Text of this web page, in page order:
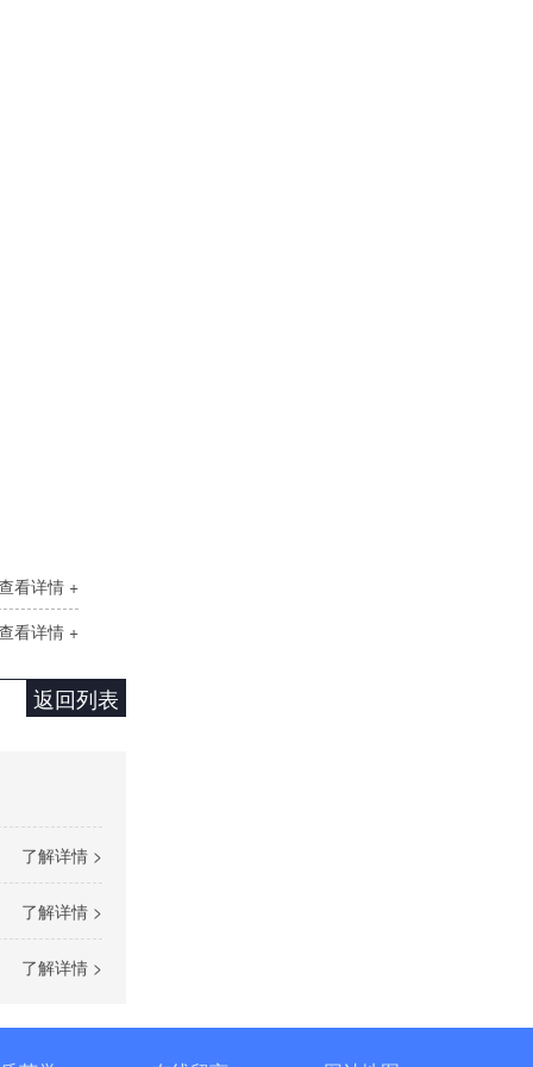
看详情 +
看详情 +
返回列表
了解详情 >
了解详情 >
了解详情 >